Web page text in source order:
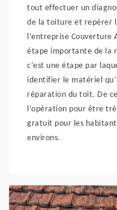
tout effectuer un
de la toiture et repérer
l’entreprise Couverture
étape importante de la
c’est une étape par
identifier le matériel
réparation du toit. De
l’opération pour être
gratuit pour les
environs.